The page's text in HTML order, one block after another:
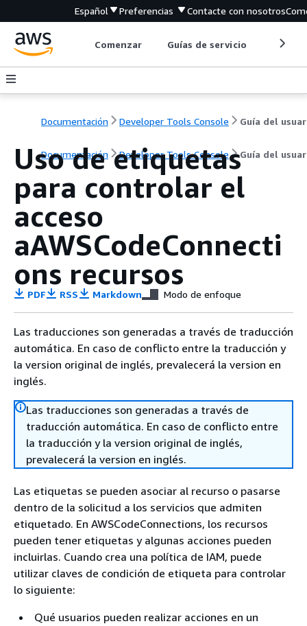
Español Preferencias Contacte con nosotros
Comenzar Guías de servicio
Documentación Developer Tools Console
Documentación Developer Tools Console Guía del
Uso de etiquetas
para controlar el
acceso
aAWSCodeConnecti
ons recursos
PDF RSS Markdown Modo de enfoque
Las traducciones son generadas a través de traducción
automática. En caso de conflicto entre la traducción y
la version original de inglés, prevalecerá la version en
inglés.
Las traducciones son generadas a través de
traducción automática. En caso de conflicto entre
la traducción y la version original de inglés,
prevalecerá la version en inglés.
Las etiquetas se pueden asociar al recurso o pasarse
dentro de la solicitud a los servicios que admiten
etiquetado. En AWSCodeConnections, los recursos
pueden tener etiquetas y algunas acciones pueden
incluirlas. Cuando crea una política de IAM, puede
utilizar claves de condición de etiqueta para controlar
lo siguiente:
Qué usuarios pueden realizar acciones en un